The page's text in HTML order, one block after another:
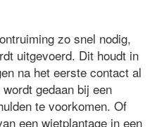
zo snel nodig,
uitgevoerd. Dit houdt in
na het eerste contact al
gedaan bij een
te voorkomen. Of
een wietplantage in een